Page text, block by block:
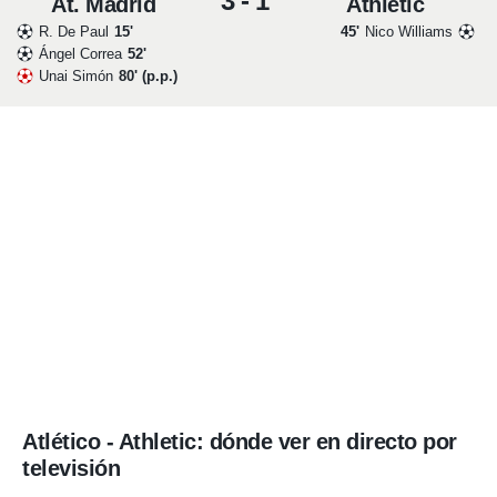
e
At. Madrid Athletic
R. De Paul 15'
Ángel Correa 52'
Unai Simón 80' (p.p.)
Nico Williams
45'
Atlético - Athletic: dónde ver en directo por
televisión